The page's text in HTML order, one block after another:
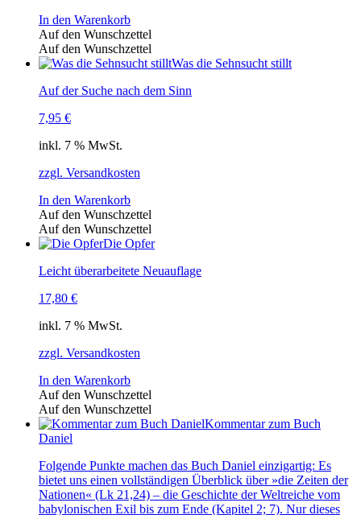
In den Warenkorb
Auf den Wunschzettel
Auf den Wunschzettel
Was die Sehnsucht stillt
Auf der Suche nach dem Sinn
7,95 €
inkl. 7 % MwSt.
zzgl. Versandkosten
In den Warenkorb
Auf den Wunschzettel
Auf den Wunschzettel
Die Opfer
Leicht überarbeitete Neuauflage
17,80 €
inkl. 7 % MwSt.
zzgl. Versandkosten
In den Warenkorb
Auf den Wunschzettel
Auf den Wunschzettel
Kommentar zum Buch
Daniel
Folgende Punkte machen das Buch Daniel einzigartig: Es
bietet uns einen vollständigen Überblick über »die Zeiten der
Nationen« (Lk 21,24) – die Geschichte der Weltreiche vom
babylonischen Exil bis zum Ende (Kapitel 2; 7). Nur dieses